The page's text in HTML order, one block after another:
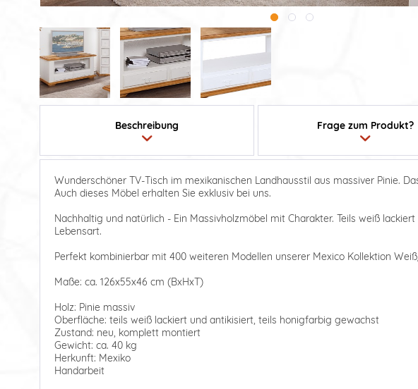
Beschreibung Frage zum Produkt?
Wunderschöner TV-Tisch im mexikanischen Landhausstil aus massiver Pinie.
Auch dieses Möbel erhalten Sie exklusiv bei uns.
Nachhaltig und natürlich - Ein Massivholzmöbel mit Charakter. Teils weiß
Lebensart.
Perfekt kombinierbar mit 400 weiteren Modellen unserer Mexico Kollektion
Maße: ca. 126x55x46 cm (BxHxT)
Holz: Pinie massiv
Oberfläche: teils weiß lackiert und antikisiert, teils honigfarbig gewachst
Zustand: neu, komplett montiert
Gewicht: ca. 40 kg
Herkunft: Mexiko
Handarbeit